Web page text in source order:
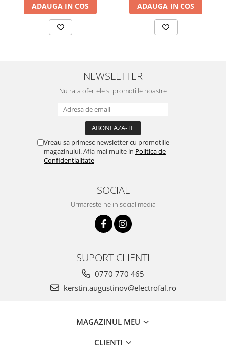
ADAUGA IN COS ADAUGA IN COS
NEWSLETTER
Nu rata ofertele si promotiile noastre
Vreau sa primesc newsletter cu promotiile
magazinului. Afla mai multe in Politica de
Confidentialitate
SOCIAL
Urmareste-ne in social media
SUPORT CLIENTI
0770 770 465
kerstin.augustinov@electrofal.ro
MAGAZINUL MEU
CLIENTI